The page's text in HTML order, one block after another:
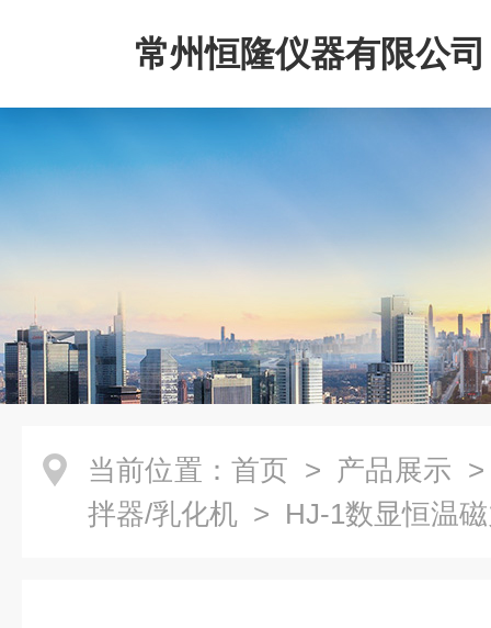
常州恒隆仪器有限公司
当前位置： 首页 > 产品展示
拌器/乳化机 > HJ-1数显恒温